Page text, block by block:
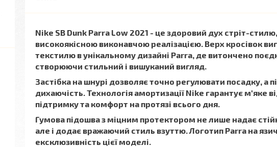
Nike SB Dunk Parra Low 2021 - це здоровий дух стріт-
високоякісною виконавчою реалізацією. Верх кросівок
текстилю в унікальному дизайні Parra, де витончено
створюючи стильний і вишуканий вигляд.
Застібка на шнурі дозволяє точно регулювати посадку, а
дихаючість. Технологія амортизації Nike гарантує м'яке
підтримку та комфорт на протязі всього дня.
Гумова підошва з міцним протектором не лише надає
але і додає вражаючий стиль взуттю. Логотип Parra на
ексклюзивність цієї моделі.